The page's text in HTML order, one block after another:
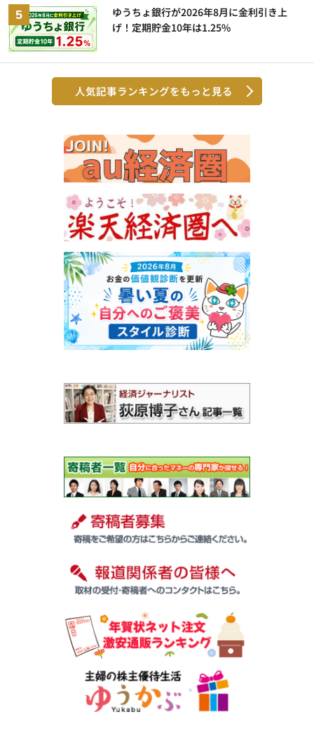
ゆうちょ銀行が2026年8月に金利引き上
げ！定期貯金10年は1.25%
人気記事ランキングをもっと見る